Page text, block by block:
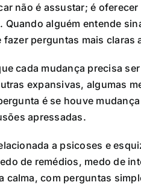
não é assustar; é
Quando alguém entende
fazer perguntas mais claras
cada mudança precisa
expansivas, algumas
é se houve
apressadas.
a psicoses e
de remédios, medo de
calma, com perguntas